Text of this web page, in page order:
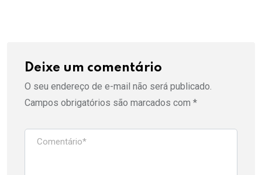
Deixe um comentário
O seu endereço de e-mail não será publicado.
Campos obrigatórios são marcados com *